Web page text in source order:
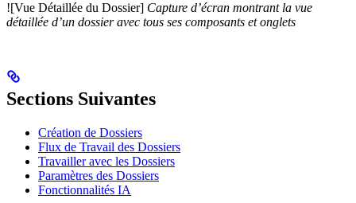
![Vue Détaillée du Dossier] Capture d’écran montrant la vue
détaillée d’un dossier avec tous ses composants et onglets
Sections Suivantes
Création de Dossiers
Flux de Travail des Dossiers
Travailler avec les Dossiers
Paramètres des Dossiers
Fonctionnalités IA